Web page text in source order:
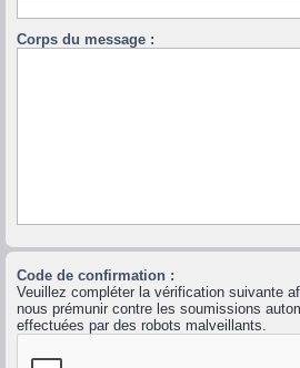
Corps du message :
Code de confirmation :
Veuillez compléter la vérification suivante
nous prémunir contre les soumissions
effectuées par des robots malveillants.